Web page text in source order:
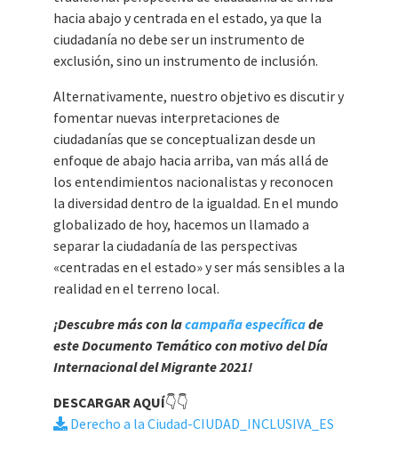
hacia abajo y centrada en el estado, ya que la
ciudadanía no debe ser un instrumento de
exclusión, sino un instrumento de inclusión.
Alternativamente, nuestro objetivo es discutir y
fomentar nuevas interpretaciones de
ciudadanías que se conceptualizan desde un
enfoque de abajo hacia arriba, van más allá de
los entendimientos nacionalistas y reconocen
la diversidad dentro de la igualdad. En el mundo
globalizado de hoy, hacemos un llamado a
separar la ciudadanía de las perspectivas
«centradas en el estado» y ser más sensibles a la
realidad en el terreno local.
¡Descubre más con lacampaña específicade
este Documento Temático con motivo del Día
Internacional del Migrante 2021!
DESCARGAR AQUÍ👇👇
Derecho a la Ciudad-CIUDAD_INCLUSIVA_ES